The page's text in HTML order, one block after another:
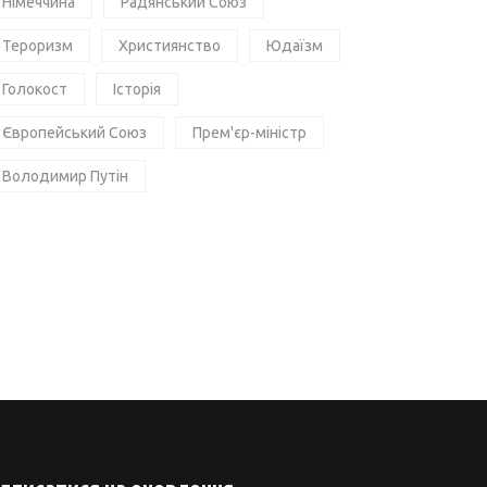
Тероризм Християнство Юдаїзм
Голокост Історія
Європейський Союз Прем'єр-міністр
Володимир Путін